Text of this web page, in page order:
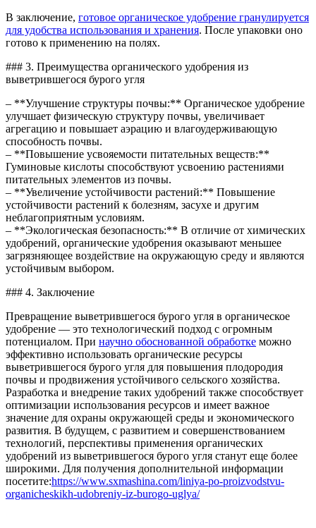
В заключение, готовое органическое удобрение гранулируется
для удобства использования и хранения. После упаковки оно
готово к применению на полях.
### 3. Преимущества органического удобрения из
выветрившегося бурого угля
– **Улучшение структуры почвы:** Органическое удобрение
улучшает физическую структуру почвы, увеличивает
агрегацию и повышает аэрацию и влагоудерживающую
способность почвы.
– **Повышение усвояемости питательных веществ:**
Гуминовые кислоты способствуют усвоению растениями
питательных элементов из почвы.
– **Увеличение устойчивости растений:** Повышение
устойчивости растений к болезням, засухе и другим
неблагоприятным условиям.
– **Экологическая безопасность:** В отличие от химических
удобрений, органические удобрения оказывают меньшее
загрязняющее воздействие на окружающую среду и являются
устойчивым выбором.
### 4. Заключение
Превращение выветрившегося бурого угля в органическое
удобрение — это технологический подход с огромным
потенциалом. При научно обоснованной обработке можно
эффективно использовать органические ресурсы
выветрившегося бурого угля для повышения плодородия
почвы и продвижения устойчивого сельского хозяйства.
Разработка и внедрение таких удобрений также способствует
оптимизации использования ресурсов и имеет важное
значение для охраны окружающей среды и экономического
развития. В будущем, с развитием и совершенствованием
технологий, перспективы применения органических
удобрений из выветрившегося бурого угля станут еще более
широкими. Для получения дополнительной информации
посетите:https://www.sxmashina.com/liniya-po-proizvodstvu-
organicheskikh-udobreniy-iz-burogo-uglya/